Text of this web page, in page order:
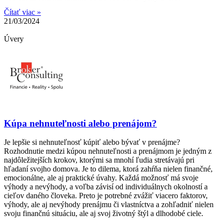
Čítať viac »
21/03/2024
Úvery
Kúpa nehnuteľnosti alebo prenájom?
Je lepšie si nehnuteľnosť kúpiť alebo bývať v prenájme?
Rozhodnutie medzi kúpou nehnuteľnosti a prenájmom je jedným z
najdôležitejších krokov, ktorými sa mnohí ľudia stretávajú pri
hľadaní svojho domova. Je to dilema, ktorá zahŕňa nielen finančné,
emocionálne, ale aj praktické úvahy. Každá možnosť má svoje
výhody a nevýhody, a voľba závisí od individuálnych okolností a
cieľov daného človeka. Preto je potrebné zvážiť viacero faktorov,
výhody, ale aj nevýhody prenájmu či vlastníctva a zohľadniť nielen
svoju finančnú situáciu, ale aj svoj životný štýl a dlhodobé ciele.